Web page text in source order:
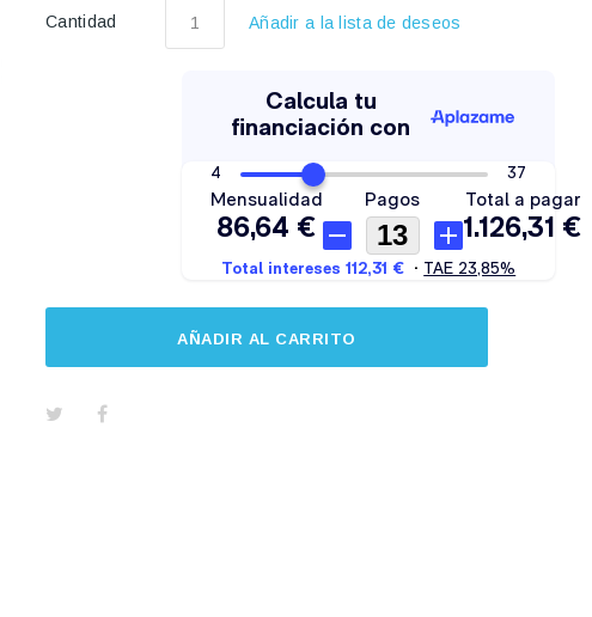
Cantidad Añadir a la lista de deseos
AÑADIR AL CARRITO